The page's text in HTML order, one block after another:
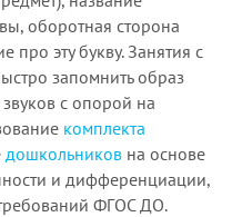
оборотная сторона
про эту букву. Занятия с
запомнить образ
с опорой на
комплекта
дошкольников на основе
и дифференциации,
ФГОС ДО.